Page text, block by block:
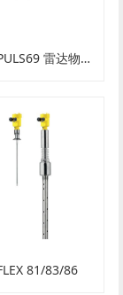
德国VEGAPULS69 雷达物位计
81/83/86